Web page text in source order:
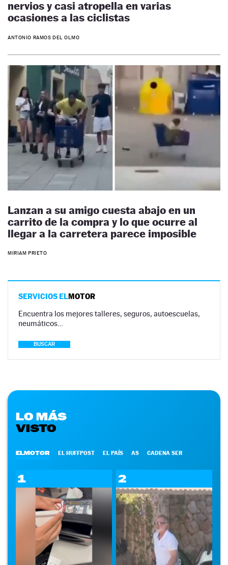
nervios y casi atropella en varias
ocasiones a las ciclistas
ANTONIO RAMOS DEL OLMO
Lanzan a su amigo cuesta abajo en un
carrito de la compra y lo que ocurre al
llegar a la carretera parece imposible
MIRIAM PRIETO
SERVICIOS ELMOTOR
Encuentra los mejores talleres, seguros, autoescuelas,
neumáticos…
BUSCAR
LO MÁS
VISTO
ELMOTOR EL HUFFPOST EL PAÍS AS CADENA SER
1 2